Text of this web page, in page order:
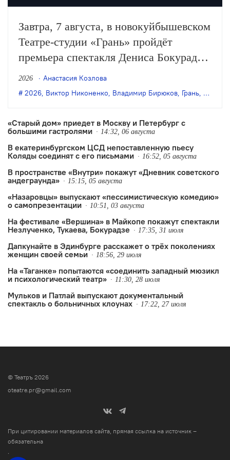
Завтра, 7 августа, в новокуйбышевском
Театре-студии «Грань» пройдёт
премьера спектакля Дениса Бокурадзе
«Жили-были» по пьесе Владимира
Бирюкова.
2026
Анастасия Козлова
2026, Виктор Никоненко, Владимир Бирюков, Грань, Денис
«Старый дом» приедет в Москву и Петербург с
большими гастролями
14:32, 06 августа
В екатеринбургском ЦСД непоставленную пьесу
Коляды соединят с его письмами
16:52, 05 августа
В пространстве «Внутри» покажут «Дневник советского
андеграунда»
15:15, 05 августа
«Назаровцы» выпускают «пессимистическую комедию»
о самопрезентации
10:51, 03 августа
На фестивале «Вершина» в Майкопе покажут спектакли
Незлученко, Тукаева, Бокурадзе
17:35, 31 июля
Дапкунайте в Эдинбурге расскажет о трёх поколениях
женщин своей семьи
18:56, 29 июля
На «Таганке» попытаются «соединить западный мюзикл
и психологический театр»
11:30, 28 июля
Мульков и Патлай выпускают документальный
спектакль о больничных клоунах
17:22, 27 июля
© Театръ 2026
oteatre.pr@gmail.com
При цитировании материалов сайта, прямая ссылка на источник –
обязательна
.